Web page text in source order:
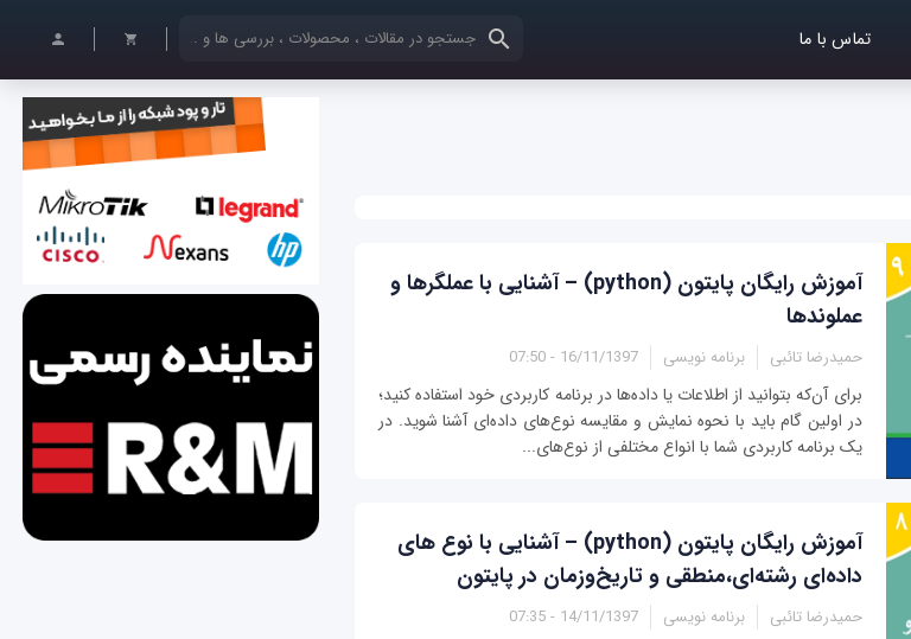
تماس با ما کلمات کلیدی خود را وارد کنید
آموزش رایگان پایتون (python) – آشنایی با عملگرها و
عملوندها
حمیدرضا تائبی برنامه نویسی 16/11/1397 - 07:50
برای آن‌که بتوانید از اطلاعات یا داده‌ها در برنامه‌ کاربردی خود استفاده کنید؛
در اولین گام باید با نحوه نمایش و مقایسه نوع‌های داده‌ای آشنا شوید. در
یک برنامه کاربردی شما با انواع مختلفی از نوع‌های...
آموزش رایگان پایتون (python) – آشنایی با نوع های
داده‌ای رشته‌ای،منطقی و تاریخ‌وزمان در پایتون
حمیدرضا تائبی برنامه نویسی 14/11/1397 - 07:35